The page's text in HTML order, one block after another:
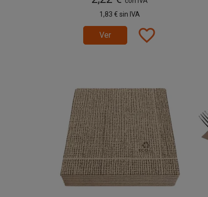
1,83 € sin IVA
Ver favorite_border